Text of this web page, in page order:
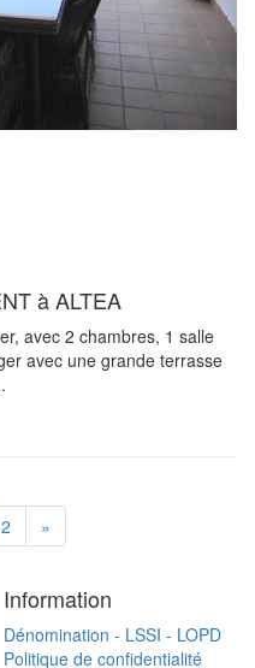
à ALTEA
avec 2 chambres, 1 salle
avec une grande terrasse
2 »
Information
Dénomination - LSSI - LOPD
Politique de confidentialité